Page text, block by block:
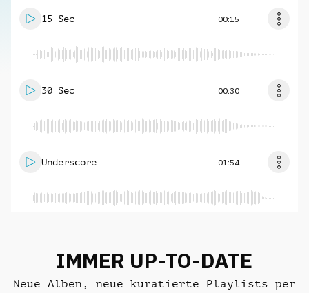
15 Sec 00:15
30 Sec 00:30
Underscore 01:54
IMMER UP-TO-DATE
Neue Alben, neue kuratierte Playlists per